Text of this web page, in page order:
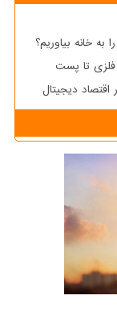
خانه بیاوریم؟
فلزی تا پست
اقتصاد دیجیتال